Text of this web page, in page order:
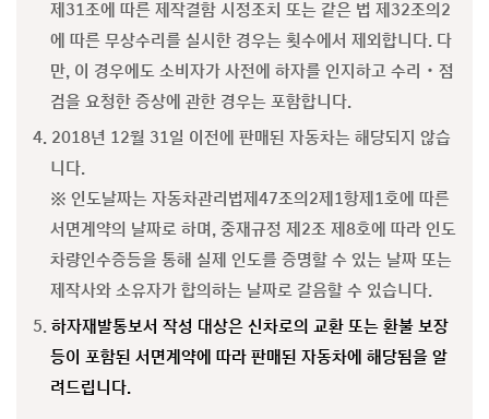
제31조에 따른 제작결함 시정조치 또는 같은 법 제32조의2
에 따른 무상수리를 실시한 경우는 횟수에서 제외합니다. 다
만, 이 경우에도 소비자가 사전에 하자를 인지하고 수리‧점
검을 요청한 증상에 관한 경우는 포함합니다.
4. 2018년 12월 31일 이전에 판매된 자동차는 해당되지 않습
니다.
※ 인도날짜는 자동차관리법제47조의2제1항제1호에 따른
서면계약의 날짜로 하며, 중재규정 제2조 제8호에 따라 인도
차량인수증등을 통해 실제 인도를 증명할 수 있는 날짜 또는
제작사와 소유자가 합의하는 날짜로 갈음할 수 있습니다.
5. 하자재발통보서 작성 대상은 신차로의 교환 또는 환불 보장
등이 포함된 서면계약에 따라 판매된 자동차에 해당됨을 알
려드립니다.